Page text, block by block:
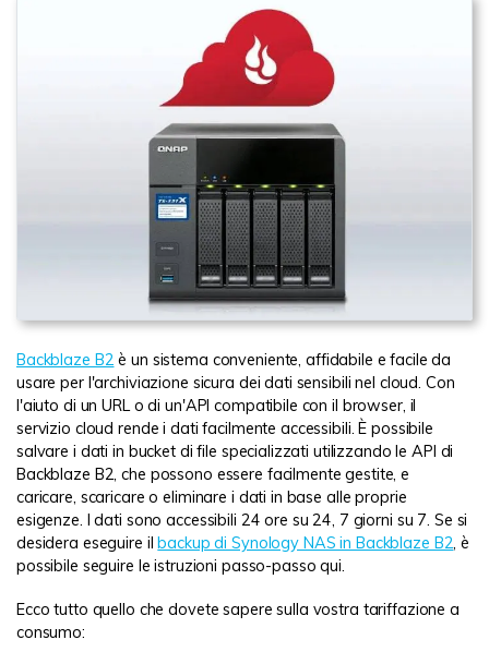
Backblaze B2 è un sistema conveniente, affidabile e facile da
usare per l'archiviazione sicura dei dati sensibili nel cloud. Con
l'aiuto di un URL o di un'API compatibile con il browser, il
servizio cloud rende i dati facilmente accessibili. È possibile
salvare i dati in bucket di file specializzati utilizzando le API di
Backblaze B2, che possono essere facilmente gestite, e
caricare, scaricare o eliminare i dati in base alle proprie
esigenze. I dati sono accessibili 24 ore su 24, 7 giorni su 7. Se si
desidera eseguire ilbackup di Synology NAS in Backblaze B2 , è
possibile seguire le istruzioni passo-passo qui.
Ecco tutto quello che dovete sapere sulla vostra tariffazione a
consumo: